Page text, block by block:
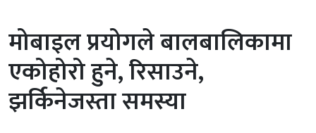
मोबाइल प्रयोगले बालबालिकामा
एकोहोरो हुने, रिसाउने,
झर्किनेजस्ता समस्या